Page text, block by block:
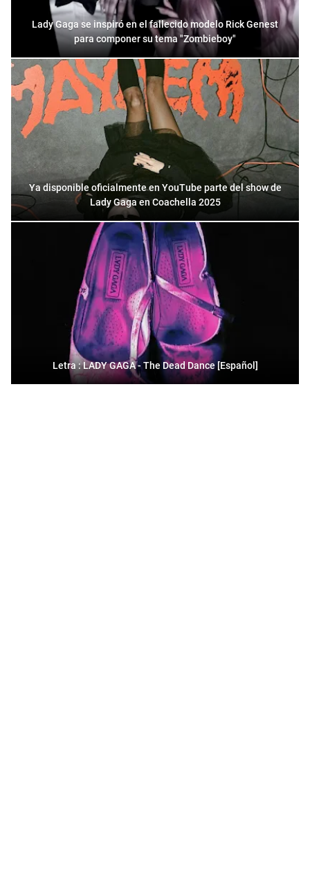
Lady Gaga se inspiró en el fallecido modelo Rick Genest
para componer su tema "Zombieboy"
Ya disponible oficialmente en YouTube parte del show de
Lady Gaga en Coachella 2025
Letra : LADY GAGA - The Dead Dance [Español]